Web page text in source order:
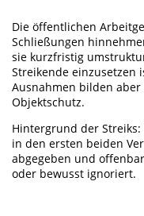
Die öffentlichen
Schließungen
sie kurzfristig
Streikende einzusetzen
Ausnahmen bilden
Objektschutz.
Hintergrund der
in den ersten beiden
abgegeben und
oder bewusst ignoriert.